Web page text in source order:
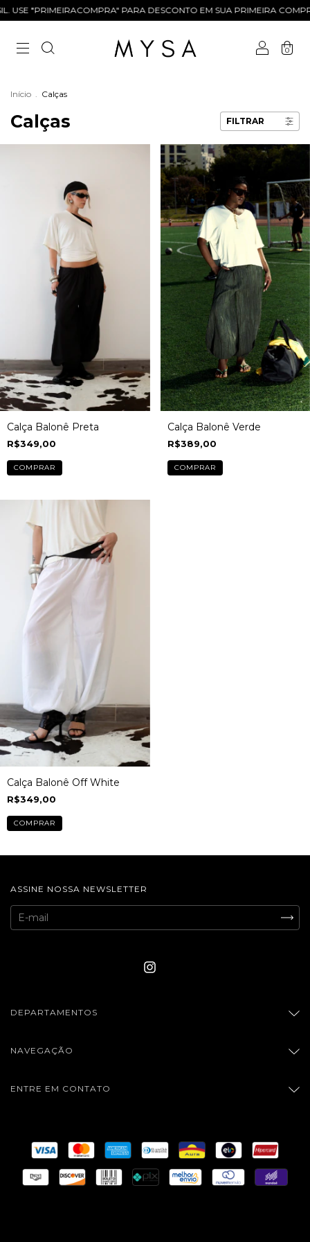
"PRIMEIRACOMPRA" PARA DESCONTO EM SUA PRIMEIRA
0
Início . Calças
Calças FILTRAR
Calça Balonê Preta
R$349,00
COMPRAR
Calça Balonê Verde
R$389,00
COMPRAR
Calça Balonê Off White
R$349,00
COMPRAR
ASSINE NOSSA NEWSLETTER
DEPARTAMENTOS
NAVEGAÇÃO
ENTRE EM CONTATO